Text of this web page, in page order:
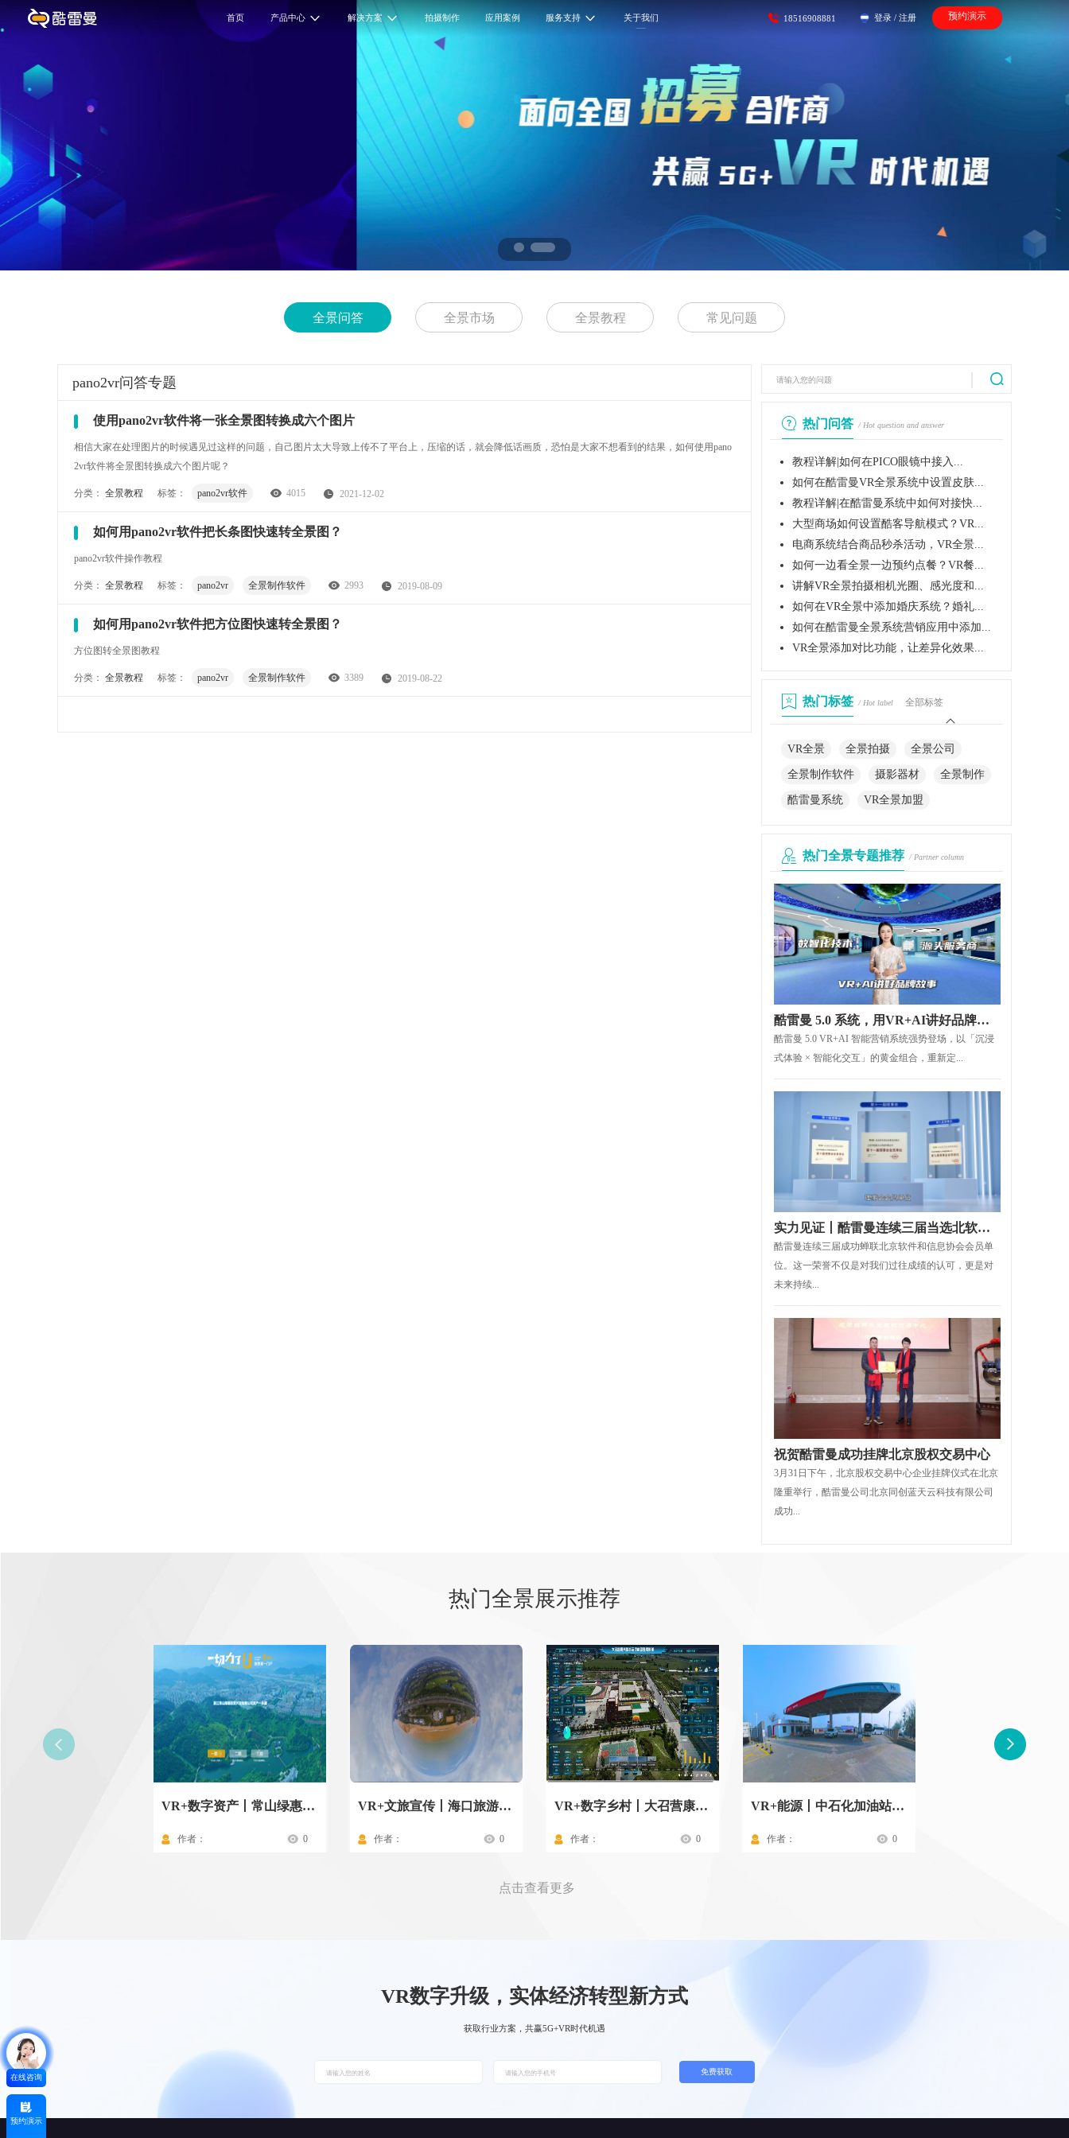
首页 产品中心 解决方案 拍摄制作 应用案例 服务支持 关于我们 18516908881 登录 / 注册 预约演示
全景问答 全景市场 全景教程 常见问题
pano2vr问答专题
使用pano2vr软件将一张全景图转换成六个图片
相信大家在处理图片的时候遇见过这样的问题，自己图片太大导致上传不了平台上，压缩的话，就会降低话画质，恐怕是大家不想看到的结果，如何使用pano
2vr软件将全景图转换成六个图片呢？
分类： 全景教程 标签： pano2vr软件 4015 2021-12-02
如何用pano2vr软件把长条图快速转全景图？
pano2vr软件操作教程
分类： 全景教程 标签： pano2vr 全景制作软件 2993 2019-08-09
如何用pano2vr软件把方位图快速转全景图？
方位图转全景图教程
分类： 全景教程 标签： pano2vr 全景制作软件 3389 2019-08-22
热门问答 / Hot question and answer
教程详解|如何在PICO眼镜中接入...
如何在酷雷曼VR全景系统中设置皮肤...
教程详解|在酷雷曼系统中如何对接快...
大型商场如何设置酷客导航模式？VR...
电商系统结合商品秒杀活动，VR全景...
如何一边看全景一边预约点餐？VR餐...
讲解VR全景拍摄相机光圈、感光度和...
如何在VR全景中添加婚庆系统？婚礼...
如何在酷雷曼全景系统营销应用中添加...
VR全景添加对比功能，让差异化效果...
热门标签 / Hot label 全部标签
VR全景 全景拍摄 全景公司
全景制作软件 摄影器材 全景制作
酷雷曼系统 VR全景加盟
热门全景专题推荐 / Partner column
酷雷曼 5.0 系统，用VR+AI讲好品牌故事
酷雷曼 5.0 VR+AI 智能营销系统强势登场，以「沉浸
式体验 × 智能化交互」的黄金组合，重新定...
实力见证丨酷雷曼连续三届当选北软协理事会会员单位
酷雷曼连续三届成功蝉联北京软件和信息协会会员单
位。这一荣誉不仅是对我们过往成绩的认可，更是对
未来持续...
祝贺酷雷曼成功挂牌北京股权交易中心
3月31日下午，北京股权交易中心企业挂牌仪式在北京
隆重举行，酷雷曼公司北京同创蓝天云科技有限公司
成功...
热门全景展示推荐
VR+数字资产丨常山绿惠投资资产一本通
作者： 0
VR+文旅宣传丨海口旅游景点
作者： 0
VR+数字乡村丨大召营康养示范村驾驶舱
作者： 0
VR+能源丨中石化加油站标准化操作流程
作者： 0
点击查看更多
在线咨询
预约演示
VR数字升级，实体经济转型新方式
获取行业方案，共赢5G+VR时代机遇
免费获取